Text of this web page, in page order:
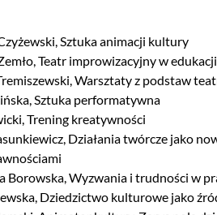
Sztuka animacji kultury
Teatr improwizacyjny w edukacji
Warsztaty z podstaw
Sztuka performatywna
Trening kreatywności
Działania twórcze jako
Borowska, Wyzwania i trudności w
Dziedzictwo kulturowe jako